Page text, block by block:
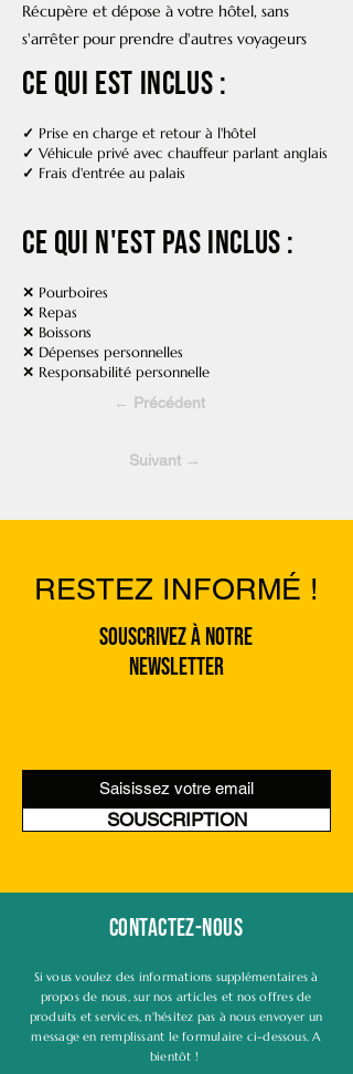
Récupère et dépose à votre hôtel, sans
s'arrêter pour prendre d'autres voyageurs
Ce qui est inclus :
✓ Prise en charge et retour à l'hôtel
✓ Véhicule privé avec chauffeur parlant anglais
✓ Frais d'entrée au palais
Ce qui N'est PAS inclus :
✕ Pourboires
✕ Repas
✕ Boissons
✕ Dépenses personnelles
✕ Responsabilité personnelle
← Précédent
Suivant →
RESTEZ INFORMÉ !
Souscrivez à notre
newsletter
SOUSCRIPTION
Contactez-nous
Si vous voulez des informations supplémentaires à
propos de nous, sur nos articles et nos offres de
produits et services, n'hésitez pas à nous envoyer un
message en remplissant le formulaire ci-dessous. A
bientôt !